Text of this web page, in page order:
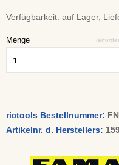
Verfügbarkeit: auf Lager,
Menge
rictools Bestellnummer:
Artikelnr. d. Herstellers: